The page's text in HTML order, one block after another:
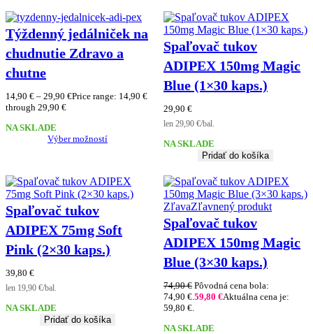
Týždenný jedálniček na
chudnutie Zdravo a
chutne
14,90 € – 29,90 €Price range: 14,90 €
through 29,90 €
NA SKLADE
Výber možností
Spaľovač tukov
ADIPEX 150mg Magic
Blue (1×30 kaps.)
29,90 €
len 29,90 €/bal.
NA SKLADE
Pridať do košíka
Spaľovač tukov
ADIPEX 75mg Soft
Pink (2×30 kaps.)
39,80 €
len 19,90 €/bal.
NA SKLADE
Pridať do košíka
ZľavaZľavnený produkt
Spaľovač tukov
ADIPEX 150mg Magic
Blue (3×30 kaps.)
74,90€ Pôvodná cena bola:
74,90 €. 59,80 €Aktuálna cena je:
59,80 €.
NA SKLADE